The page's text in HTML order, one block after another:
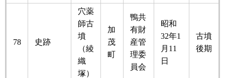
78 史跡
穴薬
師古
墳
（綾
織
塚）
加
茂
町
鴨共
有財
産管
理委
員会
昭和
32年1
月11
日
古墳
後期